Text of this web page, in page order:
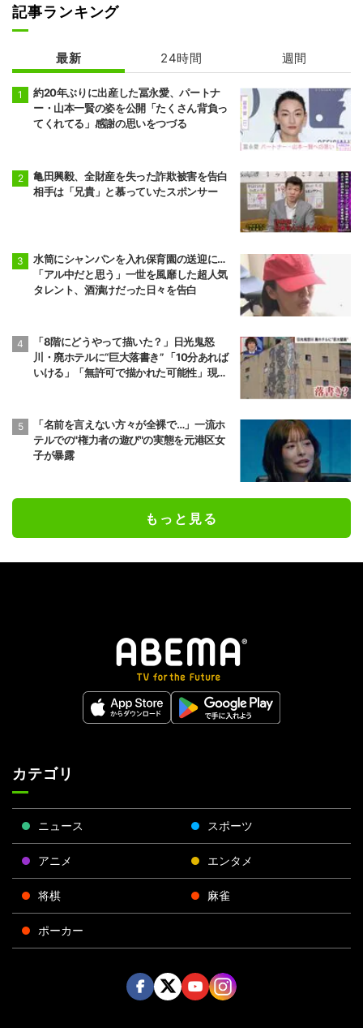
記事ランキング
最新 24時間 週間
約20年ぶりに出産した冨永愛、パートナ
ー・山本一賢の姿を公開「たくさん背負っ
てくれてる」感謝の思いをつづる
亀田興毅、全財産を失った詐欺被害を告白
相手は「兄貴」と慕っていたスポンサー
水筒にシャンパンを入れ保育園の送迎に…
「アル中だと思う」一世を風靡した超人気
タレント、酒漬けだった日々を告白
「8階にどうやって描いた？」日光鬼怒
川・廃ホテルに“巨大落書き” 「10分あれば
いける」「無許可で描かれた可能性」現役
「名前を言えない方々が全裸で…」一流ホ
テルでの"権力者の遊び"の実態を元港区女
子が暴露
もっと見る
カテゴリ
ニュース スポーツ
アニメ エンタメ
将棋 麻雀
ポーカー